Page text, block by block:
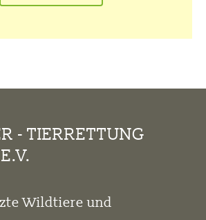
- TIERRETTUNG
Wildtiere und